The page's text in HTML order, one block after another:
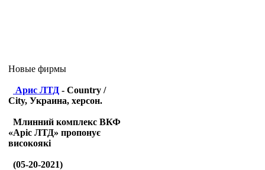
Новые фирмы
Арис ЛТД - Country /
City, Украина, херсон.
Млинний комплекс ВКФ
«Аріс ЛТД» пропонує
високоякі
(05-20-2021)